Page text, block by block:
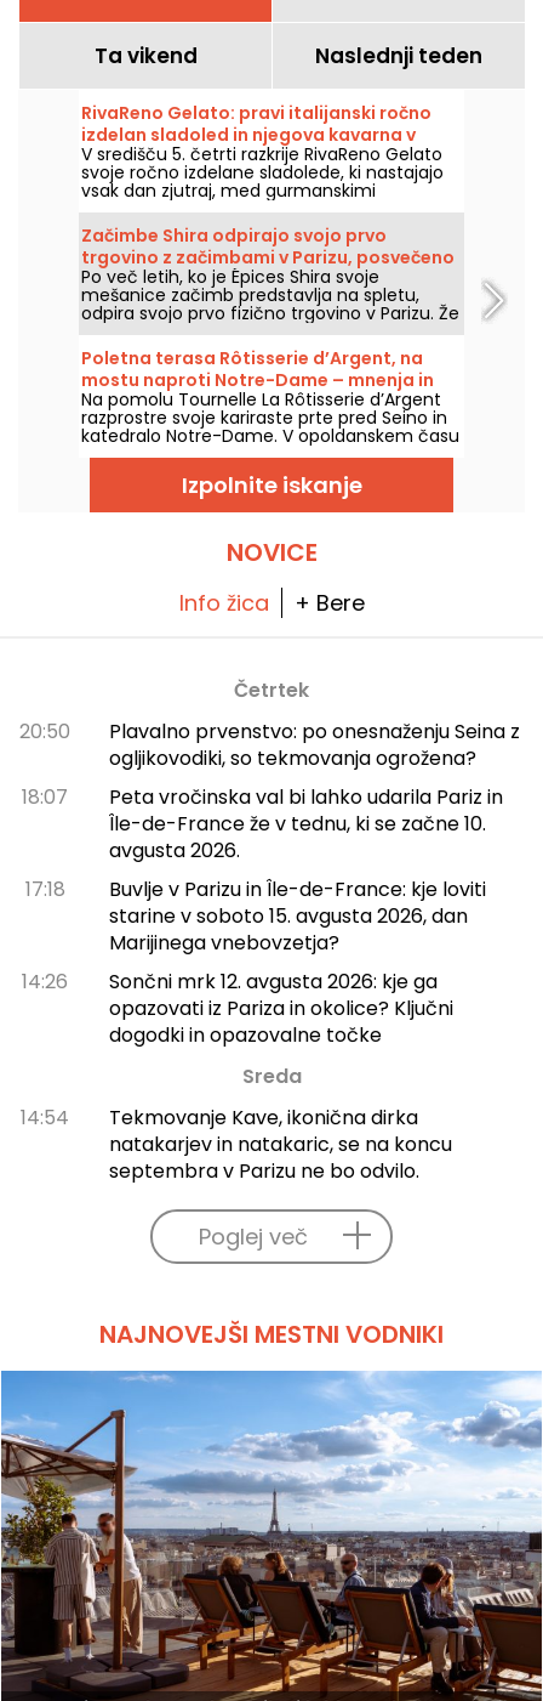
Ta vikend Naslednji teden
RivaReno Gelato: pravi italijanski ročno
izdelan sladoled in njegova kavarna v
Quartier Latin
V središču 5. četrti razkrije RivaReno Gelato
svoje ročno izdelane sladolede, ki nastajajo
vsak dan zjutraj, med gurmanskimi
italijanskimi specialitetami, sadnimi sorbeti in
prostorom coffee shopa. Neizogibna
sladoledarna v tej četrti!
Začimbe Shira odpirajo svojo prvo
trgovino z začimbami v Parizu, posvečeno
začimbam in mediteranski kuhinji.
Po več letih, ko je Épices Shira svoje
mešanice začimb predstavlja na spletu,
odpira svojo prvo fizično trgovino v Parizu. Že
od septembra 2026 bo blagovna znamka
prisotna na Marché Saint-Martin v desetem
okrožju, kjer bo na voljo trgovina z živili,
ponudba sredozemskih jedi za vzeti s seboj
in izbor finih izdelkov z vsega sveta.
Poletna terasa Rôtisserie d’Argent, na
mostu naproti Notre-Dame – mnenja in
fotografije
Na pomolu Tournelle La Rôtisserie d’Argent
razprostre svoje kariraste prte pred Seino in
katedralo Notre-Dame. V opoldanskem času
ali zvečer ta poletna terasa ponuja velike
klasike bistroja, ki jih preobraža kuhar
Romuald Sinnan, v zelo idiličnem vzdušju, ki
pa tokrat jedi ne žrtvuje zaradi pogleda.
Izpolnite iskanje
NOVICE
Info žica + Bere
Četrtek
20:50
Plavalno prvenstvo: po onesnaženju Seina z
ogljikovodiki, so tekmovanja ogrožena?
18:07
Peta vročinska val bi lahko udarila Pariz in
Île-de-France že v tednu, ki se začne 10.
avgusta 2026.
17:18
Buvlje v Parizu in Île-de-France: kje loviti
starine v soboto 15. avgusta 2026, dan
Marijinega vnebovzetja?
14:26
Sončni mrk 12. avgusta 2026: kje ga
opazovati iz Pariza in okolice? Ključni
dogodki in opazovalne točke
Sreda
14:54
Tekmovanje Kave, ikonična dirka
natakarjev in natakaric, se na koncu
septembra v Parizu ne bo odvilo.
Poglej več
NAJNOVEJŠI MESTNI VODNIKI